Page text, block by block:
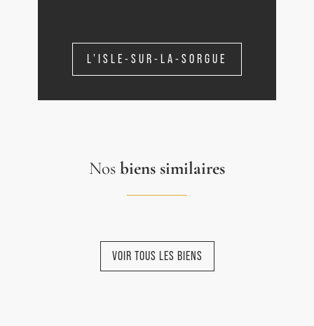
L'ISLE-SUR-LA-SORGUE
Nos biens similaires
VOIR TOUS LES BIENS